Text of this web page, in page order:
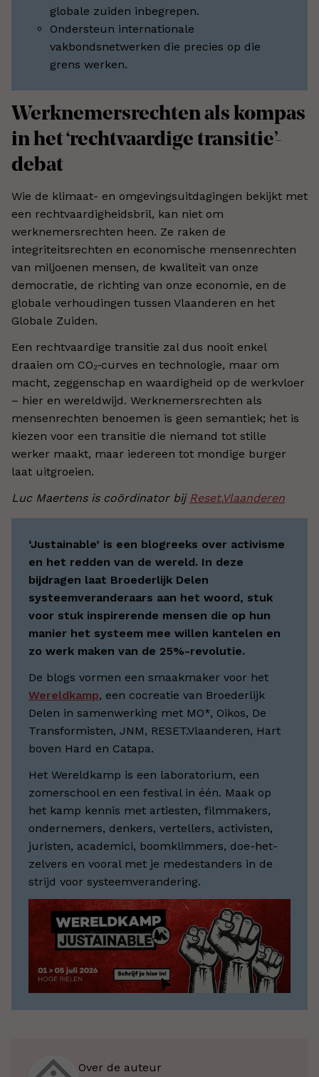
globale zuiden inbegrepen.
Ondersteun internationale
vakbondsnetwerken die precies op die
grens werken.
Werknemersrechten als kompas
in het ‘rechtvaardige transitie’-
debat
Wie de klimaat- en omgevingsuitdagingen bekijkt met
een rechtvaardigheidsbril, kan niet om
werknemersrechten heen. Ze raken de
integriteitsrechten en economische mensenrechten
van miljoenen mensen, de kwaliteit van onze
democratie, de richting van onze economie, en de
globale verhoudingen tussen Vlaanderen en het
Globale Zuiden.
Een rechtvaardige transitie zal dus nooit enkel
draaien om CO₂‑curves en technologie, maar om
macht, zeggenschap en waardigheid op de werkvloer
– hier en wereldwijd. Werknemersrechten als
mensenrechten benoemen is geen semantiek; het is
kiezen voor een transitie die niemand tot stille
werker maakt, maar iedereen tot mondige burger
laat uitgroeien.
Luc Maertens is coördinator bij Reset.Vlaanderen
‘Justainable’ is een blogreeks over activisme
en het redden van de wereld. In deze
bijdragen laat Broederlijk Delen
systeemveranderaars aan het woord, stuk
voor stuk inspirerende mensen die op hun
manier het systeem mee willen kantelen en
zo werk maken van de 25%-revolutie.
De blogs vormen een smaakmaker voor het
Wereldkamp, een cocreatie van Broederlijk
Delen in samenwerking met MO*, Oikos, De
Transformisten, JNM, RESET.Vlaanderen, Hart
boven Hard en Catapa.
Het Wereldkamp is een laboratorium, een
zomerschool en een festival in één. Maak op
het kamp kennis met artiesten, filmmakers,
ondernemers, denkers, vertellers, activisten,
juristen, academici, boomklimmers, doe-het-
zelvers en vooral met je medestanders in de
strijd voor systeemverandering.
Over de auteur